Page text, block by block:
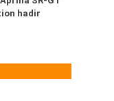
hadir